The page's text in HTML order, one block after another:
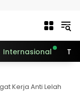
Internasional
Kerja Anti Lelah